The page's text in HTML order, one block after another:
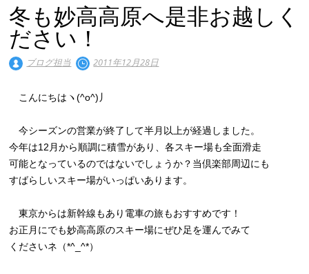
冬も妙高高原へ是非お越しく
ださい！
ブログ担当 2011年12月28日
こんにちはヽ(^o^)丿
今シーズンの営業が終了して半月以上が経過しました。
今年は12月から順調に積雪があり、各スキー場も全面滑走
可能となっているのではないでしょうか？当倶楽部周辺にも
すばらしいスキー場がいっぱいあります。
東京からは新幹線もあり電車の旅もおすすめです！
お正月にでも妙高高原のスキー場にぜひ足を運んでみて
くださいネ（*^_^*）